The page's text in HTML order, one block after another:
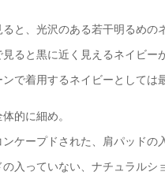
と、光沢のある若干明るめの
ると黒に近く見えるネイビー
で着用するネイビーとしては
的に細め。
ケープドされた、肩パッドの
入っていない、ナチュラル